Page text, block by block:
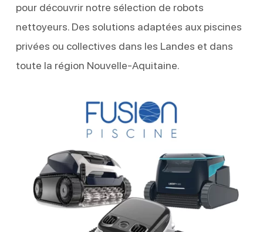
pour découvrir notre sélection de robots
nettoyeurs. Des solutions adaptées aux piscines
privées ou collectives dans les Landes et dans
toute la région Nouvelle-Aquitaine.